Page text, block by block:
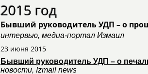
2015 год
Бывший руководитель УДП – о
интервью, медиа-портал Измаил
23 июня 2015
Бывший руководитель УДП – о
новости, Izmail news